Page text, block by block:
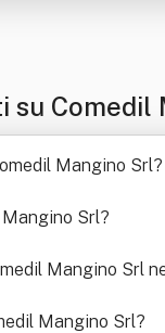
su Comedil
Mangino Srl?
Srl?
Mangino Srl
Mangino Srl?